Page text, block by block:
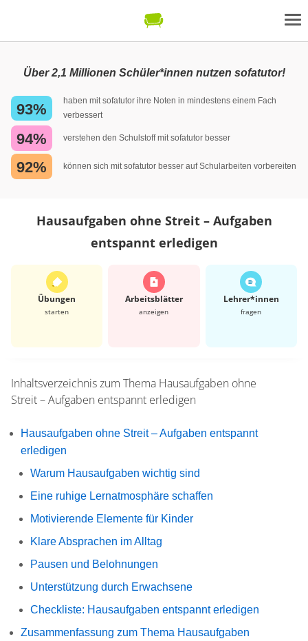
Über 2,1 Millionen Schüler*innen nutzen sofatutor!
93%
haben mit sofatutor ihre Noten in mindestens einem Fach
verbessert
94% verstehen den Schulstoff mit sofatutor besser
92% können sich mit sofatutor besser auf Schularbeiten vorbereiten
Hausaufgaben ohne Streit – Aufgaben
entspannt erledigen
Übungen
starten
Arbeits­blätter
anzeigen
Lehrer*​innen
fragen
Inhaltsverzeichnis zum Thema Hausaufgaben ohne
Streit – Aufgaben entspannt erledigen
Hausaufgaben ohne Streit – Aufgaben entspannt
erledigen
Warum Hausaufgaben wichtig sind
Eine ruhige Lernatmosphäre schaffen
Motivierende Elemente für Kinder
Klare Absprachen im Alltag
Pausen und Belohnungen
Unterstützung durch Erwachsene
Checkliste: Hausaufgaben entspannt erledigen
Zusammenfassung zum Thema Hausaufgaben